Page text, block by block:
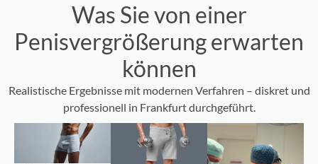
Was Sie von einer
Penisvergrößerung erwarten
können
Realistische Ergebnisse mit modernen Verfahren – diskret und
professionell in Frankfurt durchgeführt.